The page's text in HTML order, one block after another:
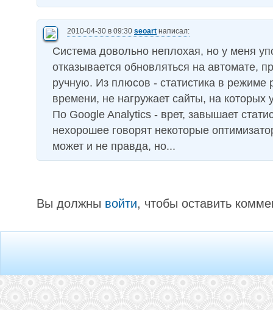
2010-04-30 в 09:30 seoart написал:
Система довольно неплохая, но у меня
отказывается обновляться на автомате,
ручную. Из плюсов - статистика в режиме
времени, не нагружает сайты, на которых
По Google Analytics - врет, завышает
нехорошее говорят некоторые
может и не правда, но...
Вы должны войти, чтобы оставить